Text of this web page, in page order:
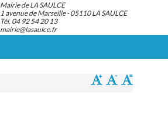
Mairie de LA SAULCE
1 avenue de Marseille - 05110 LA SAULCE
Tél. 04 92 54 20 13
mairie@lasaulce.fr